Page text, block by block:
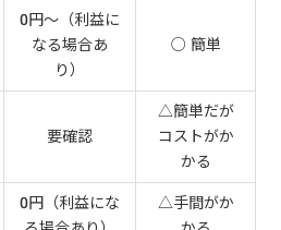
0円～（利益に
なる場合あ
り）
○ 簡単
要確認
△簡単だが
コストがか
かる
0円（利益にな
△手間がか